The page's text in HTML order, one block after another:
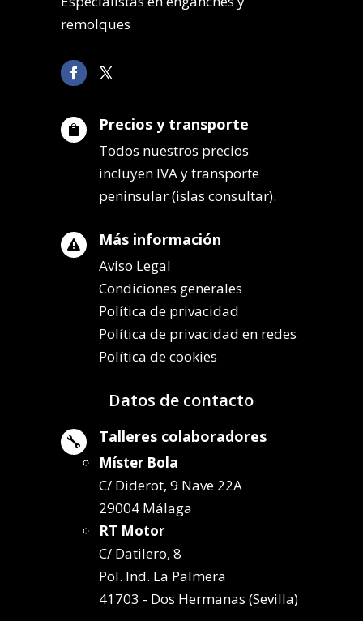
remolques
 Precios y transporte
Todos nuestros precios
incluyen IVA y transporte
peninsular (islas consultar).
 Más información
Aviso Legal
Condiciones generales
Política de privacidad
Política de privacidad en redes
Política de cookies
Datos de contacto
 Talleres colaboradores
Míster Bola
C/ Diderot, 9 Nave 22A
29004 Málaga
RT Motor
C/ Datilero, 8
Pol. Ind. La Palmera
41703 - Dos Hermanas (Sevilla)